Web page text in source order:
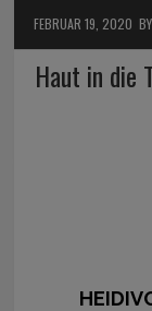
FEBRUAR 19, 2020
Haut in die